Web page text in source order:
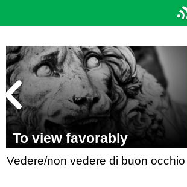
To view favorably
Vedere/non vedere di buon occhio